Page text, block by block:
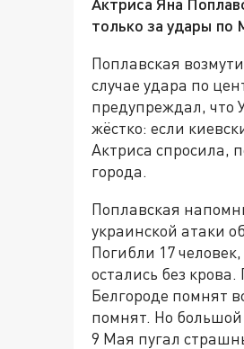
только за удары по
Поплавская
случае удара по
предупреждал, что
жёстко: если
Актриса спросила,
города.
Поплавская
украинской атаки
Погибли 17
остались без
Белгороде помнят
помнят. Но
9 Мая пугал